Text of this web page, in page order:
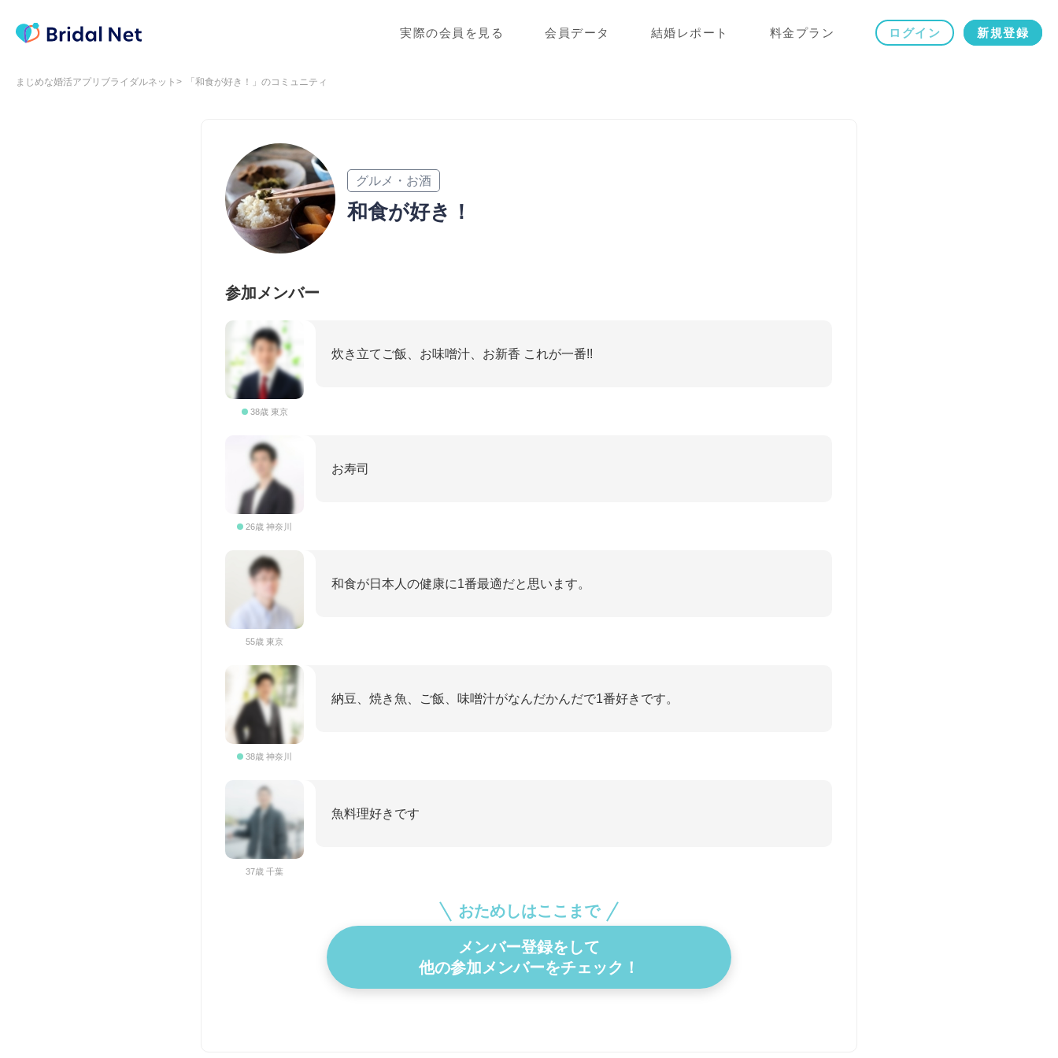
実際の会員を見る 会員データ 結婚レポート 料金プラン ログイン 新規登録
まじめな婚活アプリブライダルネット 「和食が好き！」のコミュニティ
グルメ・お酒
和食が好き！
参加メンバー
38歳 東京
炊き立てご飯、お味噌汁、お新香 これが一番!!
26歳 神奈川
お寿司
55歳 東京
和食が日本人の健康に1番最適だと思います。
38歳 神奈川
納豆、焼き魚、ご飯、味噌汁がなんだかんだで1番好きです。
37歳 千葉
魚料理好きです
おためしはここまで
メンバー登録をして
他の参加メンバーをチェック！